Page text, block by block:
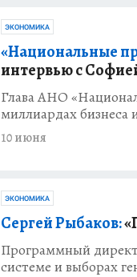
ЭКОНОМИКА
«Национальные
интервью с
Глава АНО
миллиардах бизнеса
10 июня
ЭКОНОМИКА
Сергей Рыбаков:
Программный
системе и выборах